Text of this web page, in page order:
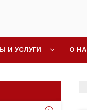
И УСЛУГИ О